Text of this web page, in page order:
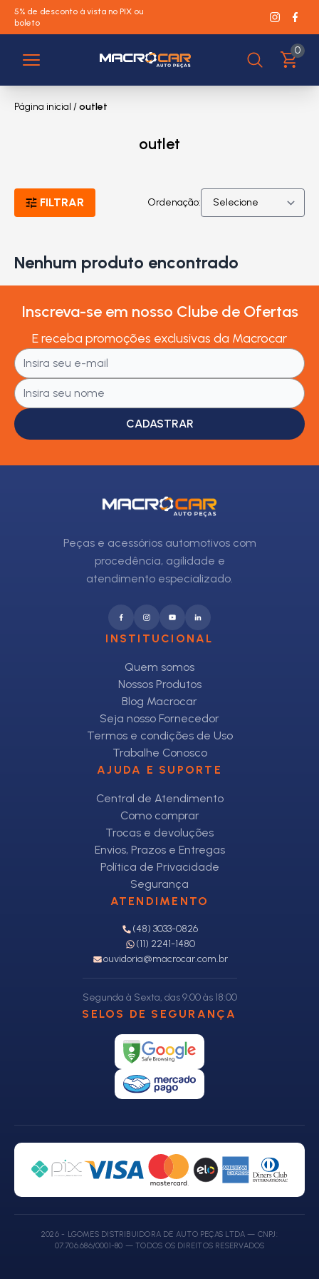
5% de desconto à vista no PIX ou
boleto
0
Página inicial /outlet
outlet
FILTRAR Ordenação:
Nenhum produto encontrado
Inscreva-se em nosso Clube de Ofertas
E receba promoções exclusivas da Macrocar
CADASTRAR
Peças e acessórios automotivos com
procedência, agilidade e
atendimento especializado.
INSTITUCIONAL
Quem somos
Nossos Produtos
Blog Macrocar
Seja nosso Fornecedor
Termos e condições de Uso
Trabalhe Conosco
AJUDA E SUPORTE
Central de Atendimento
Como comprar
Trocas e devoluções
Envios, Prazos e Entregas
Política de Privacidade
Segurança
ATENDIMENTO
(48) 3033-0826
(11) 2241-1480
ouvidoria@macrocar.com.br
Segunda à Sexta, das 9:00 às 18:00
SELOS DE SEGURANÇA
2026 - LGOMES DISTRIBUIDORA DE AUTO PEÇAS LTDA — CNPJ:
07.706.686/0001-80 — TODOS OS DIREITOS RESERVADOS